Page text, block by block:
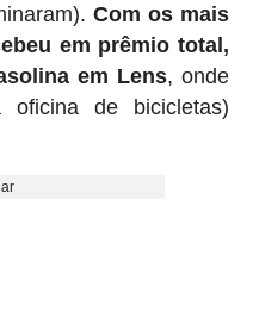
Com os mais
em prêmio total,
em Lens, onde
oficina de bicicletas)